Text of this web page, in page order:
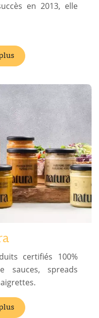
en 2013, elle
certifiés 100%
sauces, spreads